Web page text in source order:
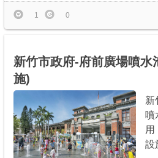
1 0
新竹市政府-府前廣場噴水
施)
新
噴
用
設